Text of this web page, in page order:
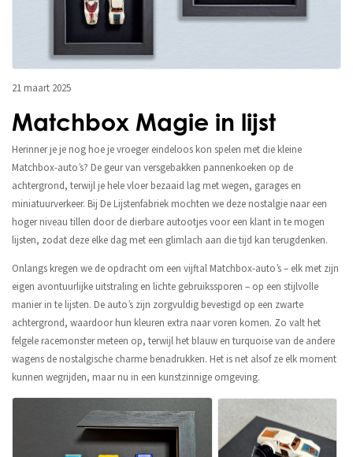
21 maart 2025
Matchbox Magie in lijst
Herinner je je nog hoe je vroeger eindeloos kon spelen met die kleine
Matchbox-auto’s? De geur van versgebakken pannenkoeken op de
achtergrond, terwijl je hele vloer bezaaid lag met wegen, garages en
miniatuurverkeer. Bij De Lijstenfabriek mochten we deze nostalgie naar een
hoger niveau tillen door de dierbare autootjes voor een klant in te mogen
lijsten, zodat deze elke dag met een glimlach aan die tijd kan terugdenken.
Onlangs kregen we de opdracht om een vijftal Matchbox-auto’s – elk met zijn
eigen avontuurlijke uitstraling en lichte gebruikssporen – op een stijlvolle
manier in te lijsten. De auto’s zijn zorgvuldig bevestigd op een zwarte
achtergrond, waardoor hun kleuren extra naar voren komen. Zo valt het
felgele racemonster meteen op, terwijl het blauw en turquoise van de andere
wagens de nostalgische charme benadrukken. Het is net alsof ze elk moment
kunnen wegrijden, maar nu in een kunstzinnige omgeving.